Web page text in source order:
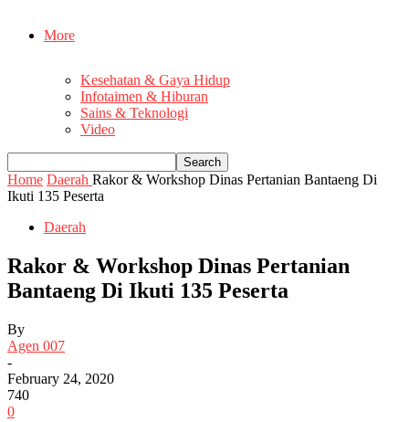
More
Kesehatan & Gaya Hidup
Infotaimen & Hiburan
Sains & Teknologi
Video
Home Daerah Rakor & Workshop Dinas Pertanian Bantaeng Di
Ikuti 135 Peserta
Daerah
Rakor & Workshop Dinas Pertanian
Bantaeng Di Ikuti 135 Peserta
By
Agen 007
-
February 24, 2020
740
0